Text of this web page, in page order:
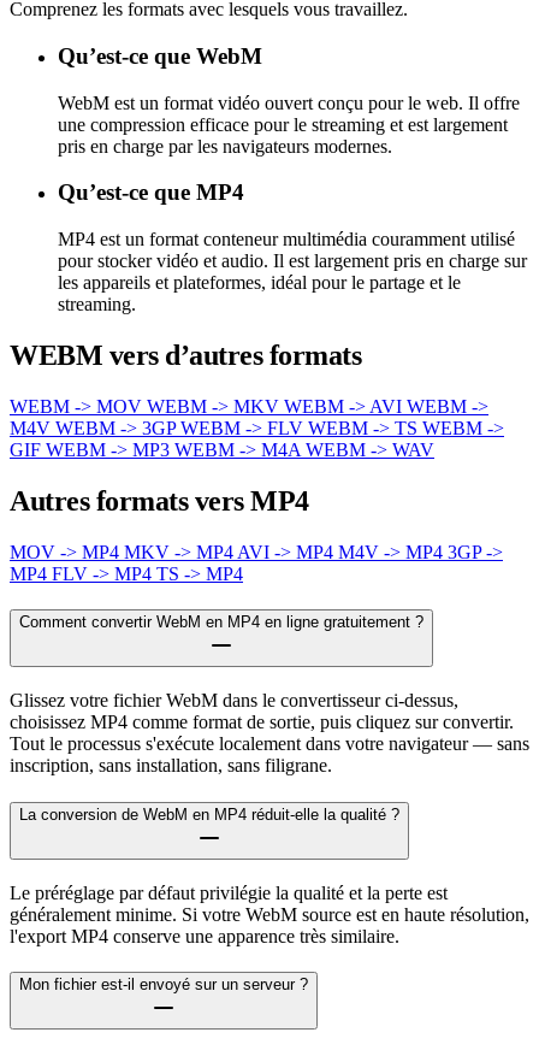
Comprenez les formats avec lesquels vous travaillez.
Qu’est-ce que WebM
WebM est un format vidéo ouvert conçu pour le web. Il offre
une compression efficace pour le streaming et est largement
pris en charge par les navigateurs modernes.
Qu’est-ce que MP4
MP4 est un format conteneur multimédia couramment utilisé
pour stocker vidéo et audio. Il est largement pris en charge sur
les appareils et plateformes, idéal pour le partage et le
streaming.
WEBM vers d’autres formats
WEBM -> MOV WEBM -> MKV WEBM -> AVI WEBM ->
M4V WEBM -> 3GPWEBM -> FLV WEBM -> TS WEBM ->
GIF WEBM -> MP3 WEBM -> M4A WEBM -> WAV
Autres formats vers MP4
MOV -> MP4 MKV -> MP4 AVI -> MP4 M4V -> MP4 3GP ->
MP4 FLV -> MP4 TS -> MP4
Comment convertir WebM en MP4 en ligne gratuitement ?
Glissez votre fichier WebM dans le convertisseur ci-dessus,
choisissez MP4 comme format de sortie, puis cliquez sur convertir.
Tout le processus s'exécute localement dans votre navigateur — sans
inscription, sans installation, sans filigrane.
La conversion de WebM en MP4 réduit-elle la qualité ?
Le préréglage par défaut privilégie la qualité et la perte est
généralement minime. Si votre WebM source est en haute résolution,
l'export MP4 conserve une apparence très similaire.
Mon fichier est-il envoyé sur un serveur ?